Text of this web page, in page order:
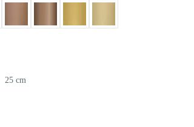
25 cm